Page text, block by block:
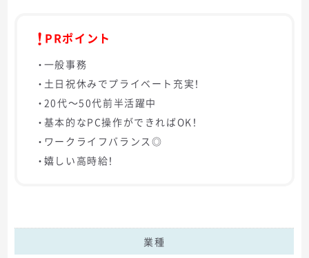
PRポイント
・一般事務
・土日祝休みでプライベート充実！
・20代～50代前半活躍中
・基本的なPC操作ができればOK！
・ワークライフバランス◎
・嬉しい高時給！
業種